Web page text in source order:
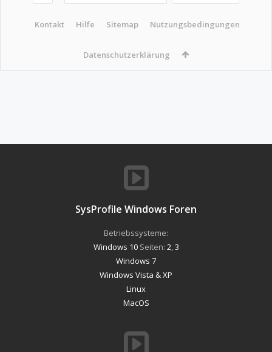
Kontakt Hilfe Sitemap Nutzungsbedingungen
Datenschutzerklärung
SysProfile Windows Foren
Betriebssysteme:
Windows 10Seiten: 2 3
Windows 7
Windows Vista & XP
Linux
MacOS